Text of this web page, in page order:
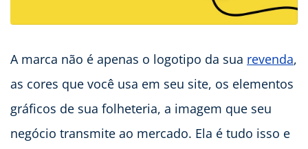
A marca não é apenas o logotipo da sua revenda,
as cores que você usa em seu site, os elementos
gráficos de sua folheteria, a imagem que seu
negócio transmite ao mercado. Ela é tudo isso e